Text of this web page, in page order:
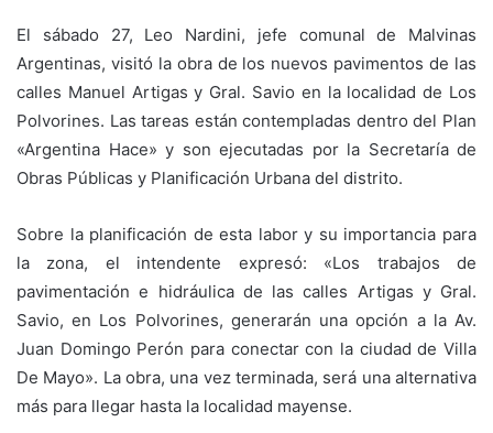
El sábado 27, Leo Nardini, jefe comunal de Malvinas
Argentinas, visitó la obra de los nuevos pavimentos de las
calles Manuel Artigas y Gral. Savio en la localidad de Los
Polvorines. Las tareas están contempladas dentro del Plan
«Argentina Hace» y son ejecutadas por la Secretaría de
Obras Públicas y Planificación Urbana del distrito.
Sobre la planificación de esta labor y su importancia para
la zona, el intendente expresó: «Los trabajos de
pavimentación e hidráulica de las calles Artigas y Gral.
Savio, en Los Polvorines, generarán una opción a la Av.
Juan Domingo Perón para conectar con la ciudad de Villa
De Mayo». La obra, una vez terminada, será una alternativa
más para llegar hasta la localidad mayense.